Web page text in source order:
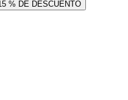
% DE DESCUENTO